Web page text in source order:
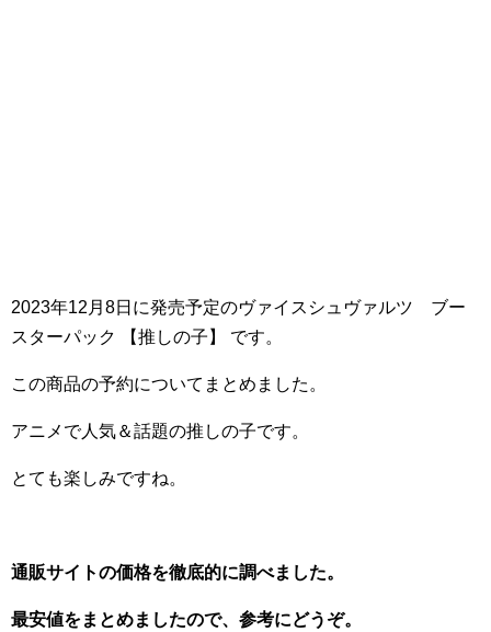
2023年12月8日に発売予定のヴァイスシュヴァルツ ブー
スターパック 【推しの子】 です。
この商品の予約についてまとめました。
アニメで人気＆話題の推しの子です。
とても楽しみですね。
通販サイトの価格を徹底的に調べました。
最安値をまとめましたので、参考にどうぞ。